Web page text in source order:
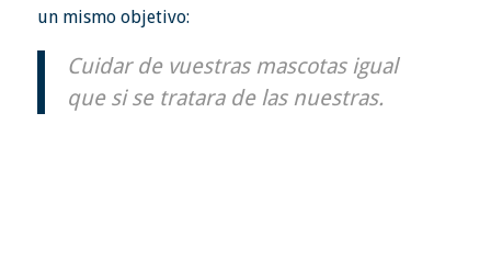
un mismo objetivo:
Cuidar de vuestras mascotas igual
que si se tratara de las nuestras.